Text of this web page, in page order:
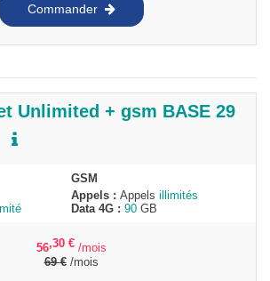
Commander
Unlimited + gsm BASE 29
GSM
Appels : Appels illimités
Data 4G : 90 GB
56,30 € /mois
69€/mois